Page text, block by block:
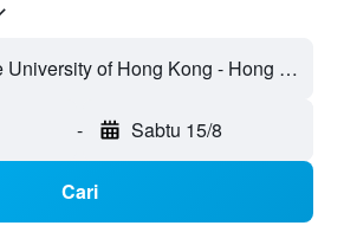
The Chinese University of Hong Kong - Hong Kong, Hong Kong
- Sabtu 15/8
Cari